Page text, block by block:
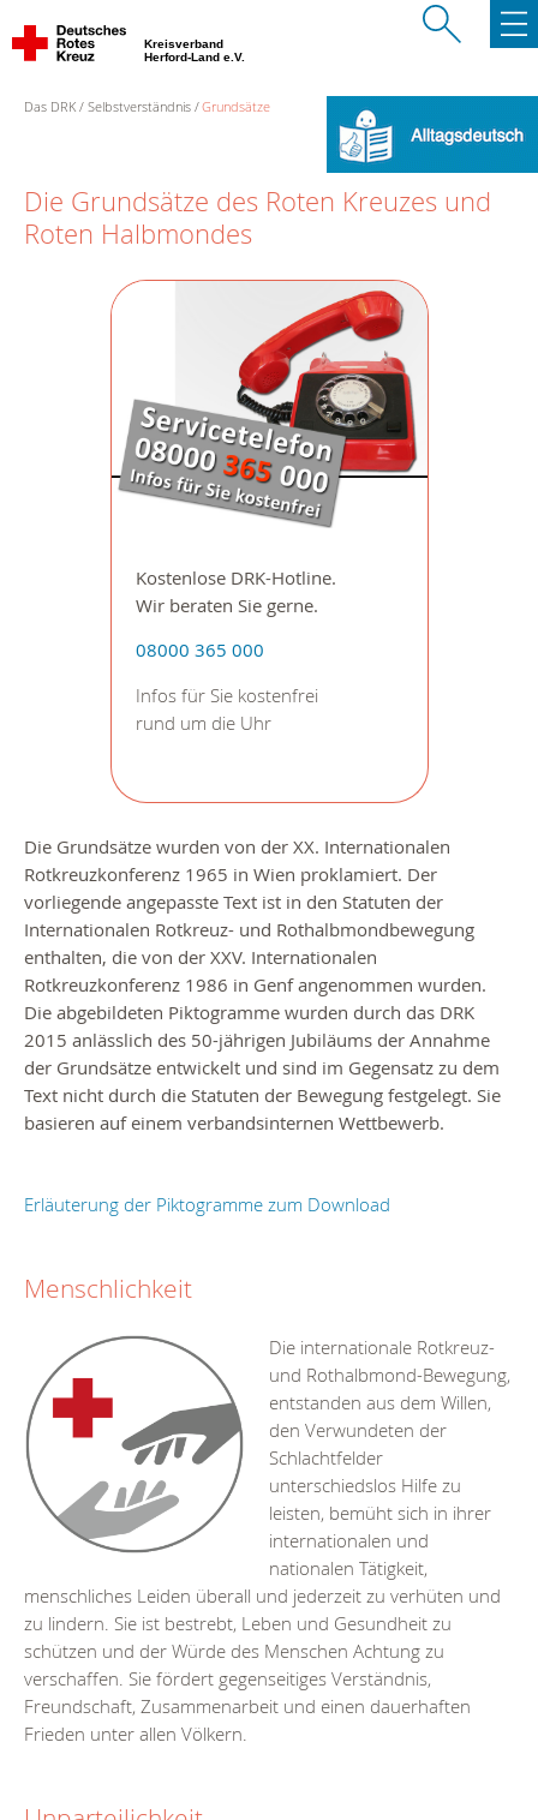
Kreisverband
Herford-Land e.V.
Das DRK Selbstverständnis Grundsätze
Die Grundsätze des Roten Kreuzes und
Roten Halbmondes
Kostenlose DRK-Hotline.
Wir beraten Sie gerne.
08000 365 000
Infos für Sie kostenfrei
rund um die Uhr
Die Grundsätze wurden von der XX. Internationalen
Rotkreuzkonferenz 1965 in Wien proklamiert. Der
vorliegende angepasste Text ist in den Statuten der
Internationalen Rotkreuz- und Rothalbmondbewegung
enthalten, die von der XXV. Internationalen
Rotkreuzkonferenz 1986 in Genf angenommen wurden.
Die abgebildeten Piktogramme wurden durch das DRK
2015 anlässlich des 50-jährigen Jubiläums der Annahme
der Grundsätze entwickelt und sind im Gegensatz zu dem
Text nicht durch die Statuten der Bewegung festgelegt. Sie
basieren auf einem verbandsinternen Wettbewerb.
Erläuterung der Piktogramme zum Download
Menschlichkeit
Die internationale Rotkreuz-
und Rothalbmond-Bewegung,
entstanden aus dem Willen,
den Verwundeten der
Schlachtfelder
unterschiedslos Hilfe zu
leisten, bemüht sich in ihrer
internationalen und
nationalen Tätigkeit,
menschliches Leiden überall und jederzeit zu verhüten und
zu lindern. Sie ist bestrebt, Leben und Gesundheit zu
schützen und der Würde des Menschen Achtung zu
verschaffen. Sie fördert gegenseitiges Verständnis,
Freundschaft, Zusammenarbeit und einen dauerhaften
Frieden unter allen Völkern.